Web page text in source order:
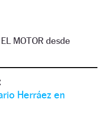
MOTOR desde
Herráez en